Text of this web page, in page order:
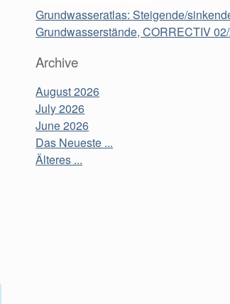
Grundwasseratlas: Steigende/
Grundwasserstände, CORRECTIV
Archive
August 2026
July 2026
June 2026
Das Neueste ...
Älteres ...